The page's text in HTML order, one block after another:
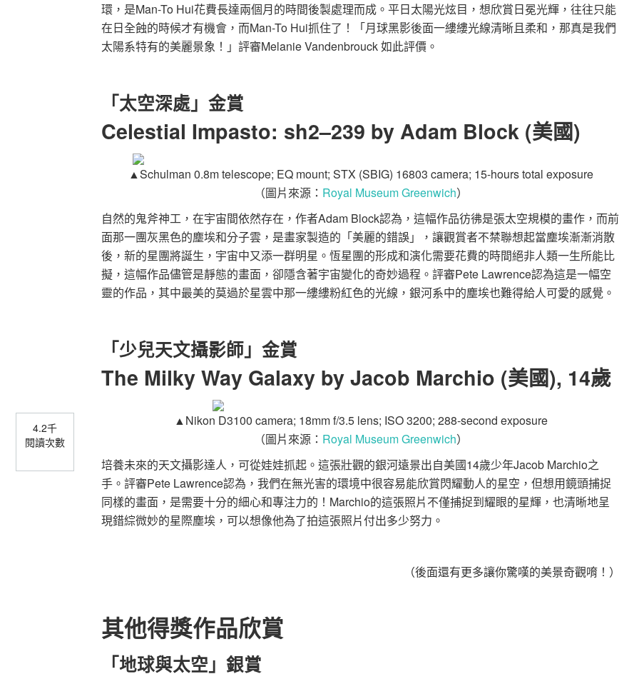
4.2千
閱讀次數
環，是Man-To Hui花費長達兩個月的時間後製處理而成。平日太陽光炫目，想欣賞日冕光輝，往往只能
在日全蝕的時候才有機會，而Man-To Hui抓住了！「月球黑影後面一縷縷光線清晰且柔和，那真是我們
太陽系特有的美麗景象！」評審Melanie Vandenbrouck 如此評價。
「太空深處」金賞
Celestial Impasto: sh2–239 by Adam Block (美國)
▲Schulman 0.8m telescope; EQ mount; STX (SBIG) 16803 camera; 15-hours total exposure
（圖片來源： Royal Museum Greenwich）
自然的鬼斧神工，在宇宙間依然存在，作者Adam Block認為，這幅作品彷彿是張太空規模的畫作，而前
面那一團灰黑色的塵埃和分子雲，是畫家製造的「美麗的錯誤」，讓觀賞者不禁聯想起當塵埃漸漸消散
後，新的星團將誕生，宇宙中又添一群明星。恆星團的形成和演化需要花費的時間絕非人類一生所能比
擬，這幅作品儘管是靜態的畫面，卻隱含著宇宙變化的奇妙過程。評審Pete Lawrence認為這是一幅空
靈的作品，其中最美的莫過於星雲中那一縷縷粉紅色的光線，銀河系中的塵埃也難得給人可愛的感覺。
「少兒天文攝影師」金賞
The Milky Way Galaxy by Jacob Marchio (美國), 14歲
▲Nikon D3100 camera; 18mm f/3.5 lens; ISO 3200; 288-second exposure
（圖片來源： Royal Museum Greenwich）
培養未來的天文攝影達人，可從娃娃抓起。這張壯觀的銀河遠景出自美國14歲少年Jacob Marchio之
手。評審Pete Lawrence認為，我們在無光害的環境中很容易能欣賞閃耀動人的星空，但想用鏡頭捕捉
同樣的畫面，是需要十分的細心和專注力的！Marchio的這張照片不僅捕捉到耀眼的星輝，也清晰地呈
現錯綜微妙的星際塵埃，可以想像他為了拍這張照片付出多少努力。
（後面還有更多讓你驚嘆的美景奇觀唷！）
其他得獎作品欣賞
「地球與太空」銀賞